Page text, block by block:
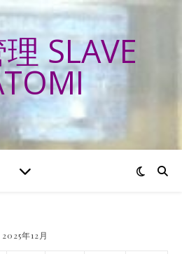
SLAVE
2025年12月